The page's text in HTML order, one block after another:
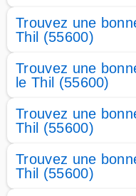
Trouvez une
Thil (55600)
Trouvez une
le Thil (55600)
Trouvez une
Thil (55600)
Trouvez une
Thil (55600)